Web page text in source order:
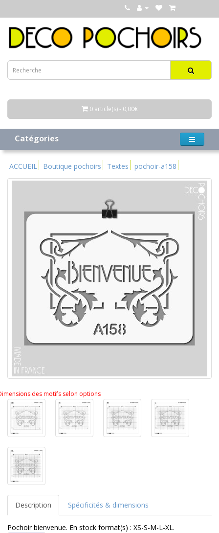
0 article(s) - 0,00€
Catégories
ACCUEIL Boutique pochoirs Textes pochoir-a158
des motifs selon options
Description Spécificités & dimensions
Pochoir bienvenue. En stock format(s) : XS-S-M-L-XL.